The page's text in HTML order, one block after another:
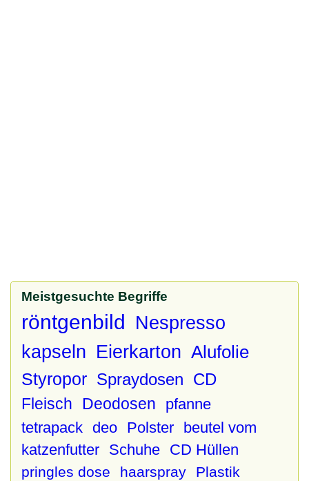
Meistgesuchte Begriffe
röntgenbild Nespresso
kapseln Eierkarton Alufolie
Styropor Spraydosen CD
Fleisch Deodosen
pfanne
tetrapack deo Polster beutel vom
katzenfutter Schuhe CD Hüllen
pringles dose haarspray
Plastik